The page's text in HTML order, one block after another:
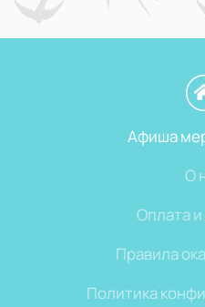
Афиша
О
Оплата и
Правила
Политика